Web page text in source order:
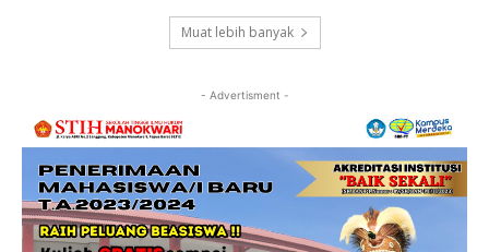
Muat lebih banyak
- Advertisment -